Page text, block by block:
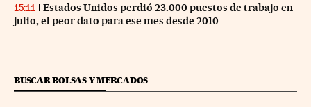
15:11
Estados Unidos perdió 23.000 puestos de trabajo en
julio, el peor dato para ese mes desde 2010
BUSCAR BOLSAS Y MERCADOS